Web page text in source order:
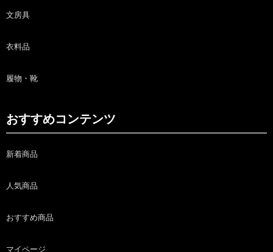
文房具
衣料品
履物・靴
おすすめコンテンツ
新着商品
人気商品
おすすめ商品
マイページ